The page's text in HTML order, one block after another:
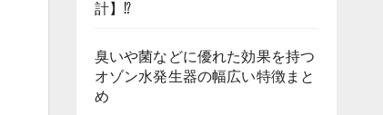
計】⁉
臭いや菌などに優れた効果を持つ
オゾン水発生器の幅広い特徴まと
め